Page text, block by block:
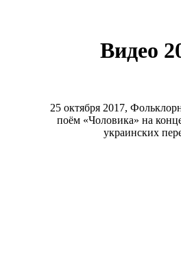
Видео
25 октября 2017,
поём «Чоловика» на
украинских